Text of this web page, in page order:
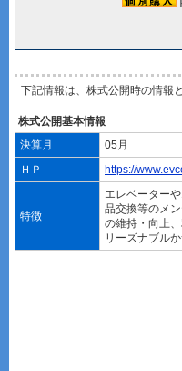
下記情報は、株式公開時の情報
株式公開基本情報
決算月
05月
ＨＰ
https://
特徴
エレベーター
品交換等のメ
の維持・向上
リーズナブル